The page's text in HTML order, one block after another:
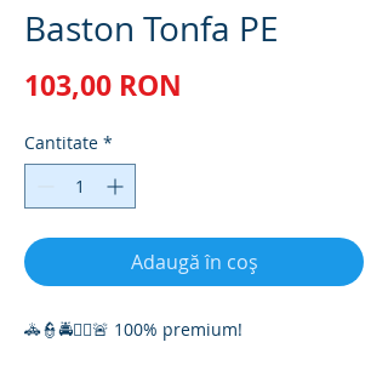
Baston Tonfa PE
103,00 RON
Cantitate *
Adaugă în coș
🚓👮🚔👮‍♀️🚨 100% premium!